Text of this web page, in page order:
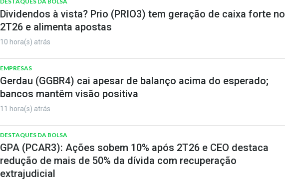
Dividendos à vista? Prio (PRIO3) tem geração de caixa forte no
2T26 e alimenta apostas
10 hora(s) atrás
EMPRESAS
Gerdau (GGBR4) cai apesar de balanço acima do esperado;
bancos mantêm visão positiva
11 hora(s) atrás
DESTAQUES DA BOLSA
GPA (PCAR3): Ações sobem 10% após 2T26 e CEO destaca
redução de mais de 50% da dívida com recuperação
extrajudicial